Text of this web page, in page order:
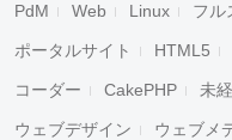
PdM Web Linux フル
ポータルサイト HTML5
コーダー CakePHP 未
ウェブデザイン ウェブメ